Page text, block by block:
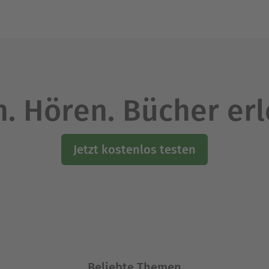
Hören. Bücher
Jetzt kostenlos testen